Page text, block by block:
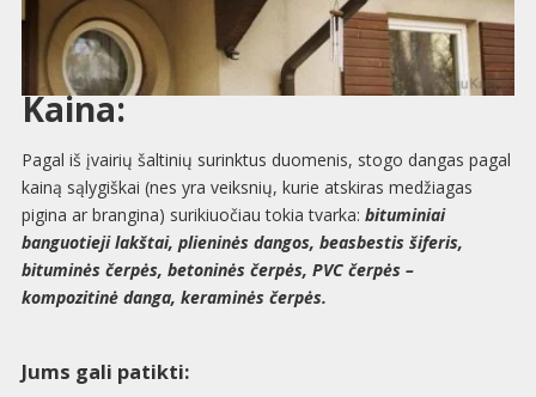
Kaina:
Pagal iš įvairių šaltinių surinktus duomenis, stogo dangas pagal
kainą sąlygiškai (nes yra veiksnių, kurie atskiras medžiagas
pigina ar brangina) surikiuočiau tokia tvarka: bituminiai
banguotieji lakštai, plieninės dangos, beasbestis šiferis,
bituminės čerpės, betoninės čerpės, PVC čerpės –
kompozitinė danga, keraminės čerpės.
Jums gali patikti: